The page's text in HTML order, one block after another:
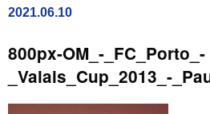
2021.06.10
800px-OM_-_FC_Porto_-
_Valais_Cup_2013_-